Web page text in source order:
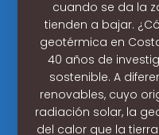
cuando se da la
tienden a bajar.
geotérmica en
40 años de
sostenible. A
renovables, cuyo
radiación solar, la
del calor que la